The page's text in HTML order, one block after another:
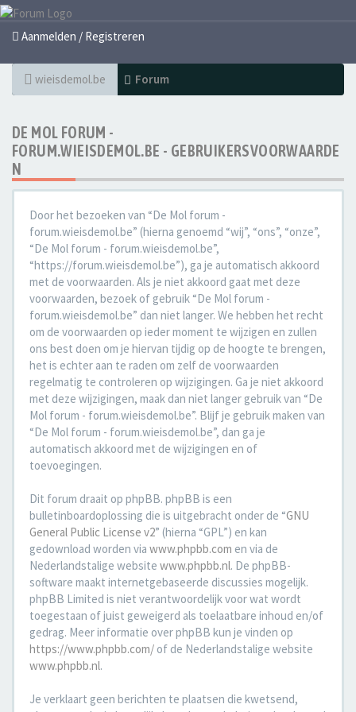
Aanmelden / Registreren
wieisdemol.be Forum
DE MOL FORUM -
FORUM.WIEISDEMOL.BE - GEBRUIKERSVOORWAARDE
N
Door het bezoeken van “De Mol forum -
forum.wieisdemol.be” (hierna genoemd “wij”, “ons”, “onze”,
“De Mol forum - forum.wieisdemol.be”,
“https://forum.wieisdemol.be”), ga je automatisch akkoord
met de voorwaarden. Als je niet akkoord gaat met deze
voorwaarden, bezoek of gebruik “De Mol forum -
forum.wieisdemol.be” dan niet langer. We hebben het recht
om de voorwaarden op ieder moment te wijzigen en zullen
ons best doen om je hiervan tijdig op de hoogte te brengen,
het is echter aan te raden om zelf de voorwaarden
regelmatig te controleren op wijzigingen. Ga je niet akkoord
met deze wijzigingen, maak dan niet langer gebruik van “De
Mol forum - forum.wieisdemol.be”. Blijf je gebruik maken van
“De Mol forum - forum.wieisdemol.be”, dan ga je
automatisch akkoord met de wijzigingen en of
toevoegingen.
Dit forum draait op phpBB. phpBB is een
bulletinboardoplossing die is uitgebracht onder de “GNU
General Public License v2” (hierna “GPL”) en kan
gedownload worden via www.phpbb.com en via de
Nederlandstalige website www.phpbb.nl. De phpBB-
software maakt internetgebaseerde discussies mogelijk.
phpBB Limited is niet verantwoordelijk voor wat wordt
toegestaan of juist geweigerd als toelaatbare inhoud en/of
gedrag. Meer informatie over phpBB kun je vinden op
https://www.phpbb.com/ of de Nederlandstalige website
www.phpbb.nl.
Je verklaart geen berichten te plaatsen die kwetsend,